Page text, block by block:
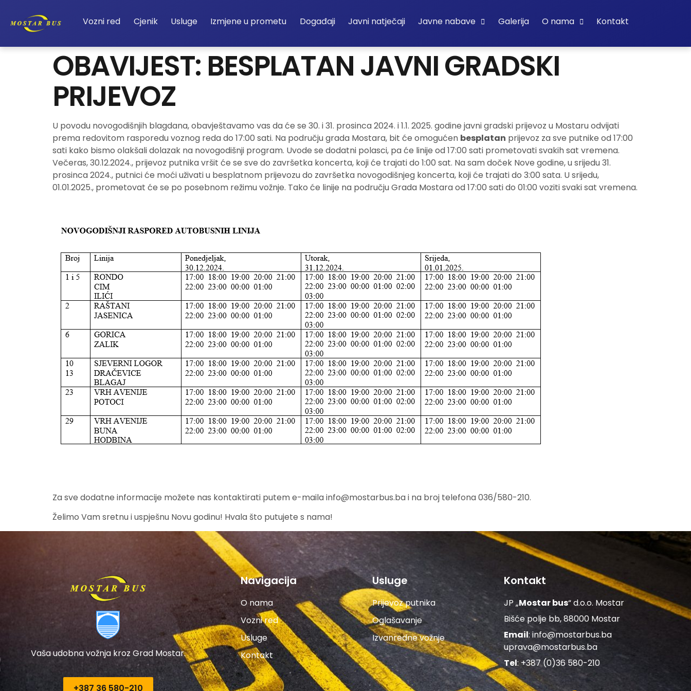
Vozni red Cjenik Usluge Izmjene u prometu Događaji Javni natječaji Javne nabave Galerija O nama Kontakt
OBAVIJEST: BESPLATAN JAVNI GRADSKI
PRIJEVOZ
U povodu novogodišnjih blagdana, obavještavamo vas da će se 30. i 31. prosinca 2024. i 1.1. 2025. godine javni gradski prijevoz u Mostaru odvijati
prema redovitom rasporedu voznog reda do 17:00 sati. Na području grada Mostara, bit će omogućen besplatan prijevoz za sve putnike od 17:00
sati kako bismo olakšali dolazak na novogodišnji program. Uvode se dodatni polasci, pa će linije od 17:00 sati prometovati svakih sat vremena.
Večeras, 30.12.2024., prijevoz putnika vršit će se sve do završetka koncerta, koji će trajati do 1:00 sat. Na sam doček Nove godine, u srijedu 31.
prosinca 2024., putnici će moći uživati u besplatnom prijevozu do završetka novogodišnjeg koncerta, koji će trajati do 3:00 sata. U srijedu,
01.01.2025., prometovat će se po posebnom režimu vožnje. Tako će linije na području Grada Mostara od 17:00 sati do 01:00 voziti svaki sat vremena.
Za sve dodatne informacije možete nas kontaktirati putem e-mailainfo@mostarbus.bai na broj telefona 036/580-210.
Želimo Vam sretnu i uspješnu Novu godinu! Hvala što putujete s nama!
Vaša udobna vožnja kroz Grad Mostar.
+387 36 580-210​
Navigacija
O nama
Vozni red
Usluge
Kontakt
Usluge
Prijevoz putnika
Oglašavanje
Izvanredne vožnje
Kontakt
JP „Mostar bus“ d.o.o. Mostar
Bišće polje bb, 88000 Mostar
Email: info@mostarbus.ba
uprava@mostarbus.ba
Tel: +387 (0)36 580-210